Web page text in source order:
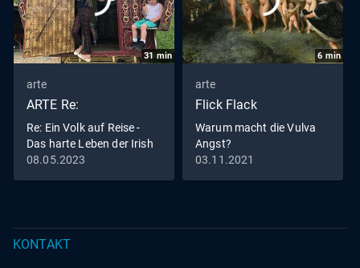
31 min
arte
ARTE Re:
Re: Ein Volk auf Reise -
Das harte Leben der Irish
Traveller
08.05.2023
6 min
arte
Flick Flack
Warum macht die Vulva
Angst?
03.11.2021
KONTAKT